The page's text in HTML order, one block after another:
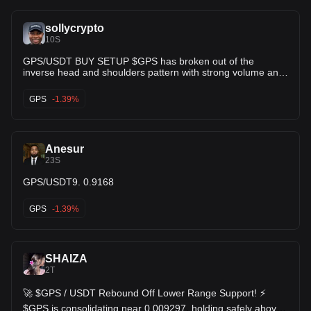
sollycrypto
10S
GPS/USDT BUY SETUP $GPS has broken out of the
inverse head and shoulders pattern with strong volume and
and continuation potential. It now looks ready for a massive
upward move. 🚀
GPS -1.39%
Anesur
23S
GPS/USDT9. 0.9168
GPS -1.39%
SHAIZA
2T
🚀 $GPS / USDT Rebound Off Lower Range Support! ⚡️
$GPS is consolidating near 0.009297, holding safely above